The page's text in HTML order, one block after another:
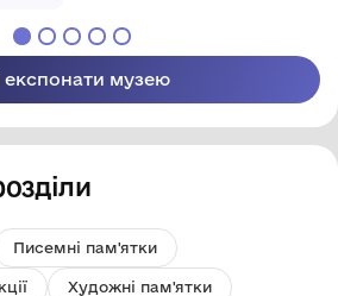
експонати музею
Писемні пам'ятки
Художні пам'ятки